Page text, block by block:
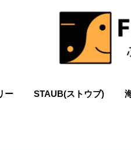
ー STAUB(ストウブ)